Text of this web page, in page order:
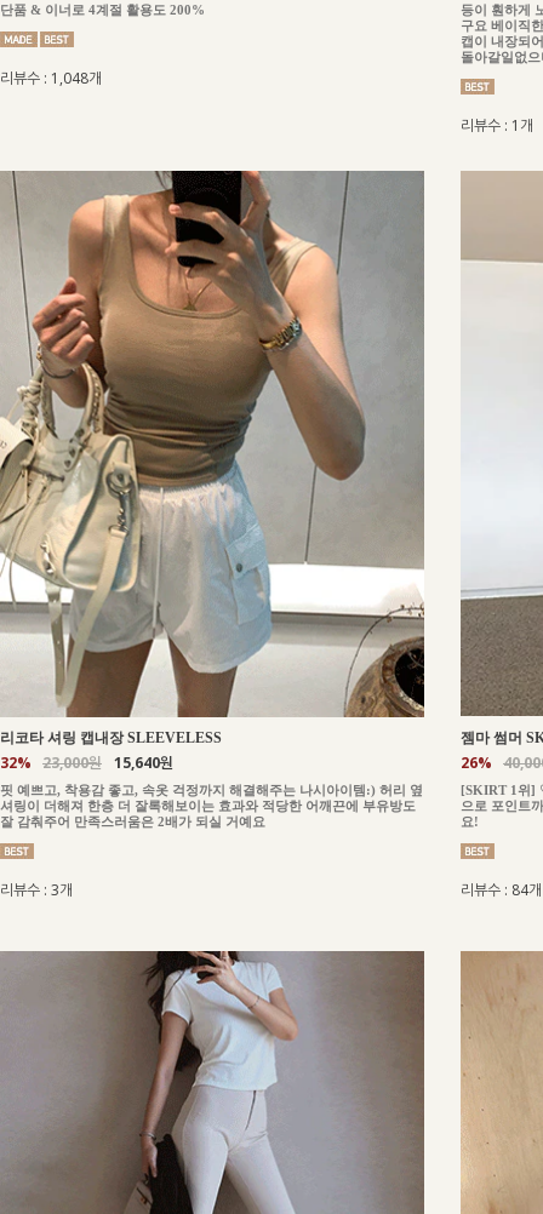
단품 & 이너로 4계절 활용도 200%
리뷰수 : 1,048개
등이 훤하게
구요 베이직
캡이 내장되
돌아갈일없
리뷰수 : 1개
리코타 셔링 캡내장 SLEEVELESS
32% 23,000원 15,640원
핏 예쁘고, 착용감 좋고, 속옷 걱정까지 해결해주는 나시아이템:) 허리 옆
셔링이 더해져 한층 더 잘록해보이는 효과와 적당한 어깨끈에 부유방도
잘 감춰주어 만족스러움은 2배가 되실 거예요
리뷰수 : 3개
젬마 썸머
26%
[SKIRT 1위]
으로 포인트
요!
리뷰수 : 84개